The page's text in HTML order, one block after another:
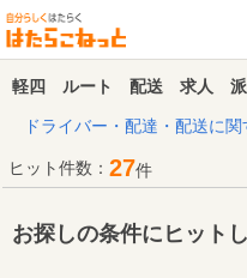
軽四 ルート 配送 求人 派
ドライバー・配達・配送に
ヒット件数： 27件
お探しの条件にヒット